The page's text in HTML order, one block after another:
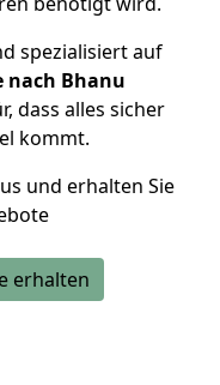
spezialisiert auf
nach Bhanu
dass alles sicher
kommt.
und erhalten Sie
erhalten